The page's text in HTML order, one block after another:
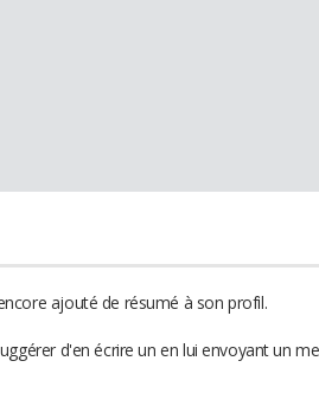
ajouté de résumé à son profil.
d'en écrire un en lui envoyant un